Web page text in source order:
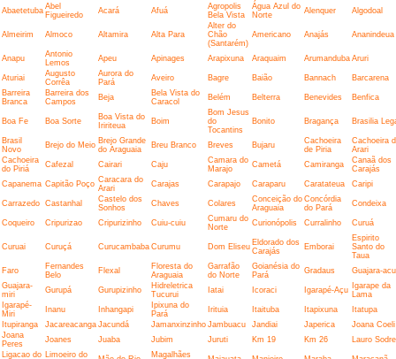
Abaetetuba Abel
Figueiredo
Acará Afuá
Agropolis
Bela Vista
Água Azul do
Norte
Alenquer Algodoal
Almeirim Almoco Altamira Alta Para
Alter do
Chão
(Santarém)
Americano Anajás Ananindeua
Anapu
Antonio
Lemos
Apeu Apinages Arapixuna Araquaim Arumanduba Aruri
Aturiai
Augusto
Corrêa
Aurora do
Pará
Aveiro Bagre Baião Bannach
Barcarena
Barreira
Branca
Barreira dos
Campos
Beja
Bela Vista do
Caracol
Belém Belterra Benevides Benfica
Boa Fe Boa Sorte
Boa Vista do
Iririteua
Boim
Bom Jesus
do
Tocantins
Bonito Bragança Brasilia
Brasil
Novo
Brejo do Meio Brejo Grande
do Araguaia
Breu Branco Breves Bujaru
Cachoeira
de Piria
Cachoeira
Arari
Cachoeira
do Piriá
Cafezal Cairari Caju
Camara do
Marajo
Cametá Camiranga
Canaã dos
Carajás
Capanema Capitão Poço Caracara do
Arari
Carajas Carapajo Caraparu Caratateua Caripi
Carrazedo Castanhal
Castelo dos
Sonhos
Chaves Colares
Conceição do
Araguaia
Concórdia
do Pará
Condeixa
Coqueiro Cripurizao Cripurizinho Cuiu-cuiu
Cumaru do
Norte
Curionópolis Curralinho Curuá
Curuai Curuçá Curucambaba Curumu Dom Eliseu Eldorado dos
Carajás
Emborai
Espirito
Santo do
Taua
Faro
Fernandes
Belo
Flexal
Floresta do
Araguaia
Garrafão
do Norte
Goianésia do
Pará
Gradaus
Guajara-acu
Guajara-
miri
Gurupá Gurupizinho
Hidreletrica
Tucurui
Iatai Icoraci Igarapé-Açu
Igarape da
Lama
Igarapé-
Miri
Inanu Inhangapi
Ipixuna do
Pará
Irituia Itaituba Itapixuna
Itatupa
Itupiranga
Jacareacanga Jacundá Jamanxinzinho Jambuacu Jandiai Japerica
Joana Coeli
Joana
Peres
Joanes Juaba Jubim Juruti Km 19 Km 26
Lauro Sodre
Ligacao do
Limoeiro do
Magalhães